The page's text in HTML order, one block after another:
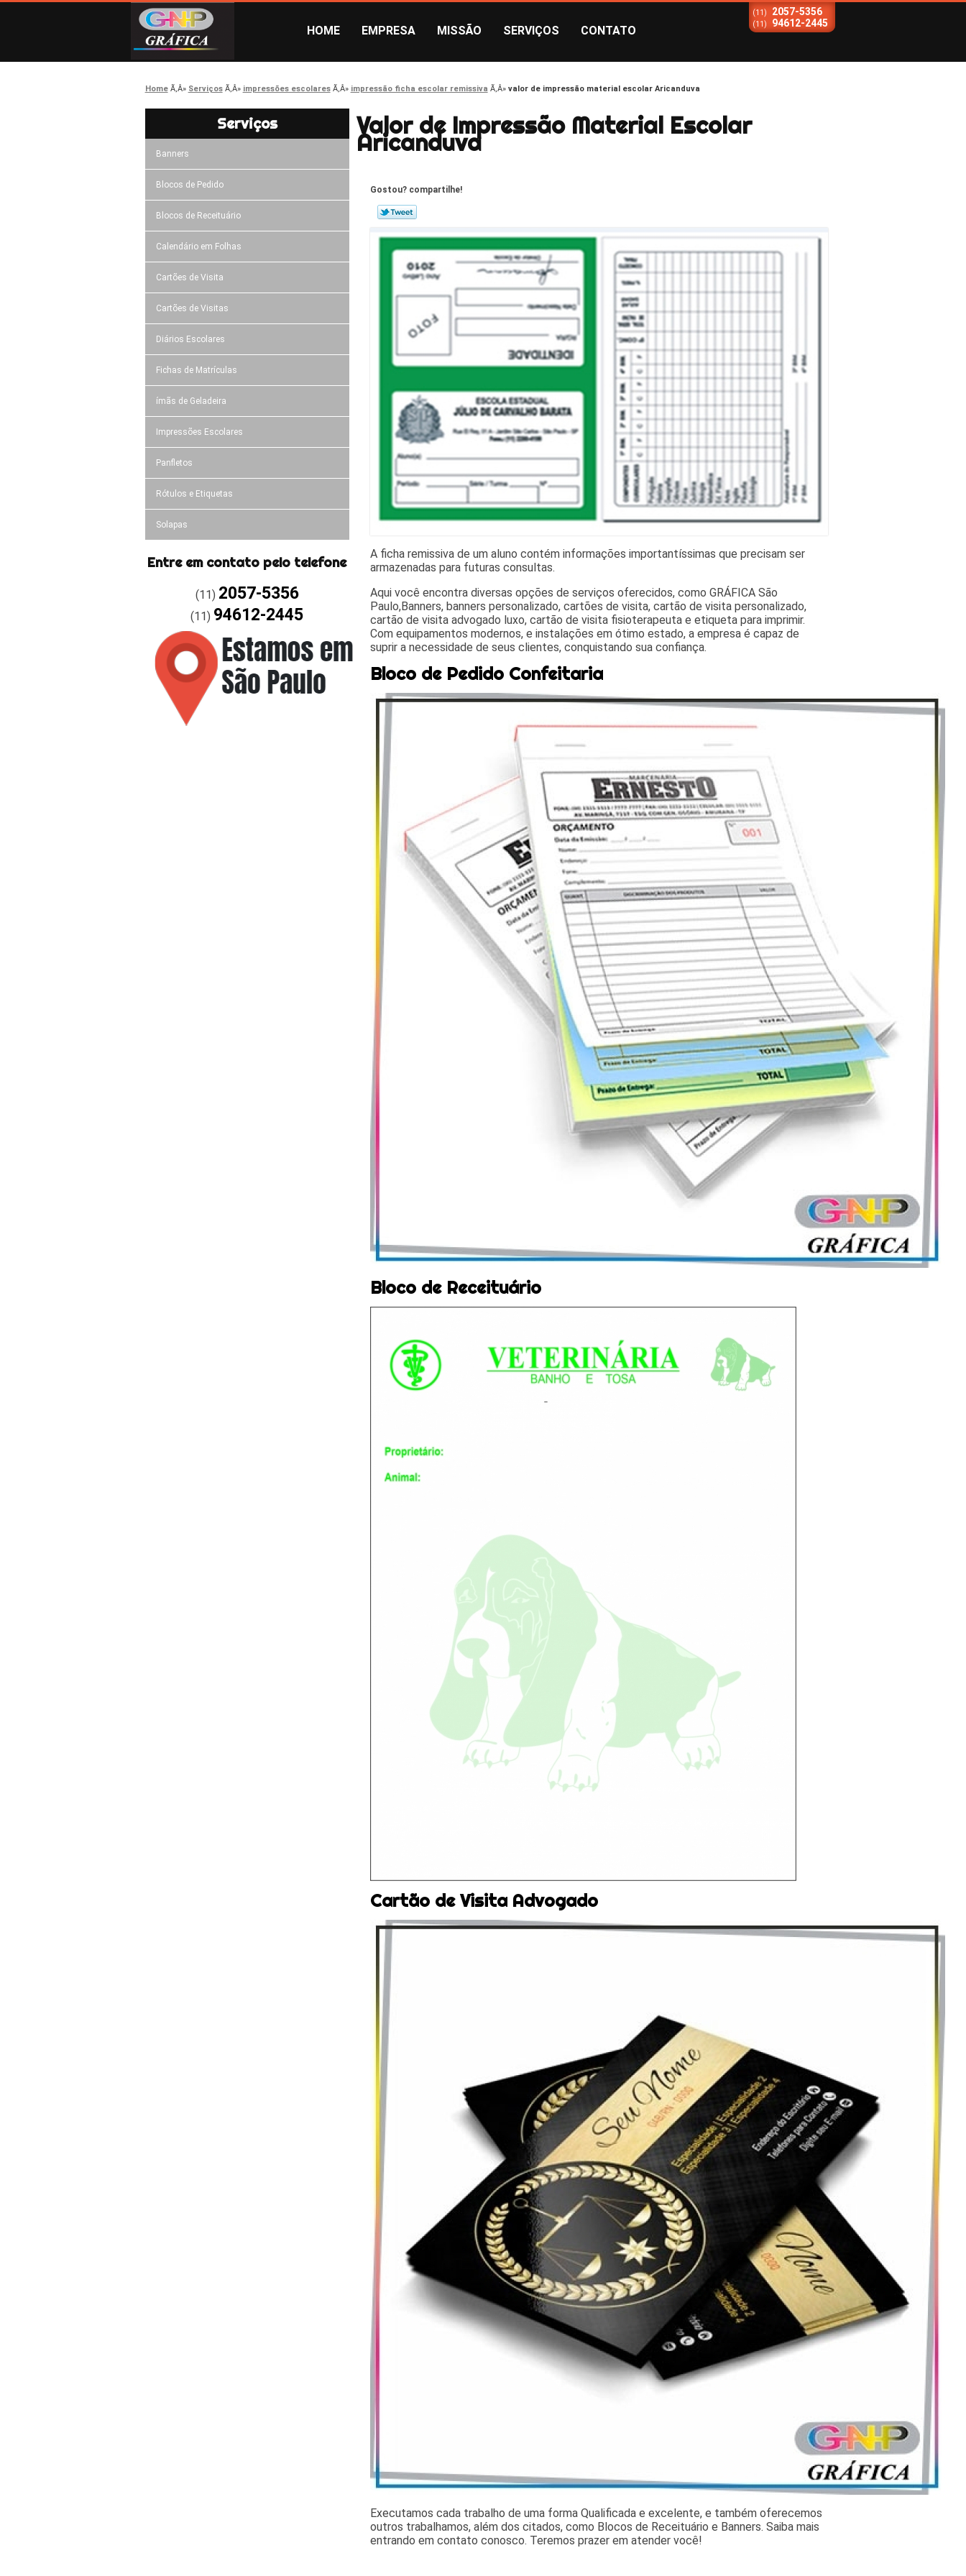
HOME EMPRESA MISSÃO SERVIÇOS CONTATO
(11) 2057-5356
(11) 94612-2445
Home Serviços impressões escolares impressão ficha escolar remissiva valor de impressão material escolar Aricanduva
Serviços
Banners
Blocos de Pedido
Blocos de Receituário
Calendário em Folhas
Cartões de Visita
Cartões de Visitas
Diários Escolares
Fichas de Matrículas
ímãs de Geladeira
Impressões Escolares
Panfletos
Rótulos e Etiquetas
Solapas
Entre em contato pelo telefone
(11) 2057-5356
(11) 94612-2445
Valor de Impressão Material Escolar
Aricanduva
Gostou? compartilhe!
A ficha remissiva de um aluno contém informações importantíssimas que precisam ser
armazenadas para futuras consultas.
Aqui você encontra diversas opções de serviços oferecidos, como GRÁFICA São
Paulo,Banners, banners personalizado, cartões de visita, cartão de visita personalizado,
cartão de visita advogado luxo, cartão de visita fisioterapeuta e etiqueta para imprimir.
Com equipamentos modernos, e instalações em ótimo estado, a empresa é capaz de
suprir a necessidade de seus clientes, conquistando sua confiança.
Bloco de Pedido Confeitaria
Bloco de Receituário
Cartão de Visita Advogado
Executamos cada trabalho de uma forma Qualificada e excelente, e também oferecemos
outros trabalhamos, além dos citados, como Blocos de Receituário e Banners. Saiba mais
entrando em contato conosco. Teremos prazer em atender você!